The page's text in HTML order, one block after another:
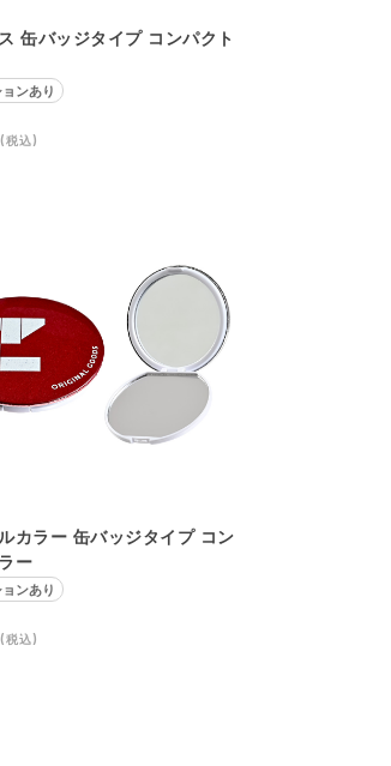
缶バッジタイプ コンパクト
ンあり
(税込)
カラー 缶バッジタイプ コン
ー
ンあり
(税込)